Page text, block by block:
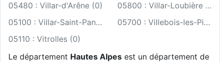
05480 : Villar-d'Arêne (0)
05800 : Villar-Loubière (0)
05100 : Villar-Saint-Pancrace (0)
05700 : Villebois-les-Pins (0)
05110 : Vitrolles (0)
Le département Hautes Alpes est un département de